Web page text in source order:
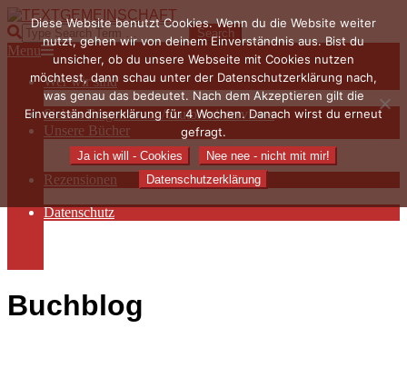
Skip
to
content
TEXTGEMEINSCHAFT
Search
Primary
Navigation
Menu
Menu
Wer wir sind
Die Hauptakteurinnen
Sieben Fragen an… / Autoreninterviews
Unsere Bücher
Autorenservices
Autorenprofile
Rezensionen
Datenschutz
Buchblog
Diese Website benutzt Cookies. Wenn du die Website weiter
nutzt, gehen wir von deinem Einverständnis aus. Bist du
unsicher, ob du unsere Webseite mit Cookies nutzen
möchtest, dann schau unter der Datenschutzerklärung nach,
was genau das bedeutet. Nach dem Akzeptieren gilt die
Einverständniserklärung für 4 Wochen. Danach wirst du erneut
gefragt.
Ja ich will - Cookies
Nee nee - nicht mit mir!
Datenschutzerklärung